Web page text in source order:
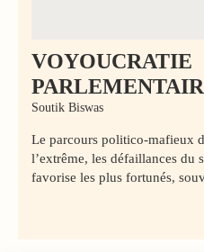
VOYOUCRATIE
Soutik Biswas
Le parcours politico-mafieux
l’extrême, les défaillances du
favorise les plus fortunés,